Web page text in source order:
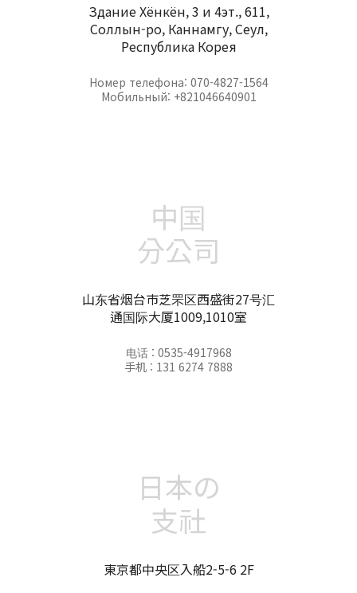
Здание Хёнкён, 3 и 4эт., 611,
Соллын-ро, Каннамгу, Сеул,
Республика Корея
Номер телефона: 070-4827-1564
Мобильный: +821046640901
中国
分公司
山东省烟台市芝罘区西盛街27号汇
通国际大厦1009,1010室
电话 : 0535-4917968
手机 : 131 6274 7888
日本の
支社
東京都中央区入船2-5-6 2F